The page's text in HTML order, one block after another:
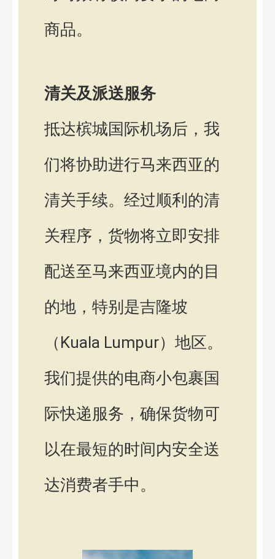
商品。
清关及派送服务
抵达槟城国际机场后，我
们将协助进行马来西亚的
清关手续。经过顺利的清
关程序，货物将立即安排
配送至马来西亚境内的目
的地，特别是吉隆坡
（Kuala Lumpur）地区。
我们提供的电商小包裹国
际快递服务，确保货物可
以在最短的时间内安全送
达消费者手中。